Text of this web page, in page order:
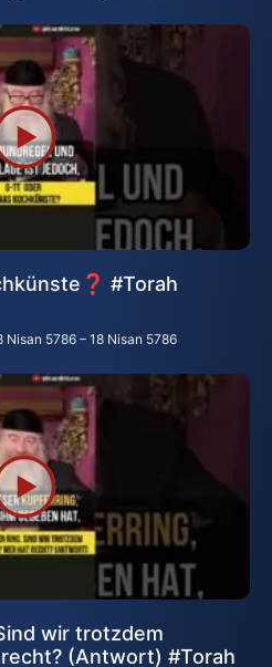
#Torah
Nisan 5786 – 18 Nisan 5786
wir trotzdem
(Antwort) #Torah